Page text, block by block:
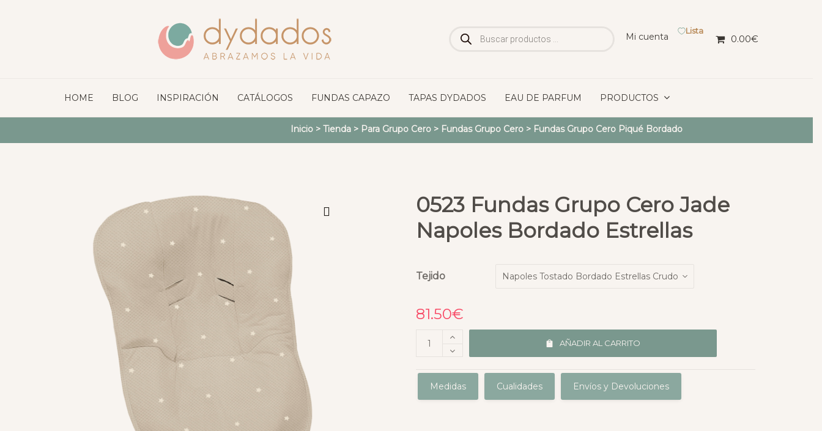
de
productos
Mi cuenta
Lista
0.00€
HOME BLOG INSPIRACIÓN CATÁLOGOS FUNDAS CAPAZO TAPAS DYDADOS EAU DE PARFUM PRODUCTOS
Inicio> Tienda> Para Grupo Cero> Fundas Grupo Cero> Fundas Grupo Cero Piqué Bordado
0523 Fundas Grupo Cero Jade
Napoles Bordado Estrellas
Tejido
81.50€
AÑADIR AL CARRITO
Medidas Cualidades Envíos y Devoluciones